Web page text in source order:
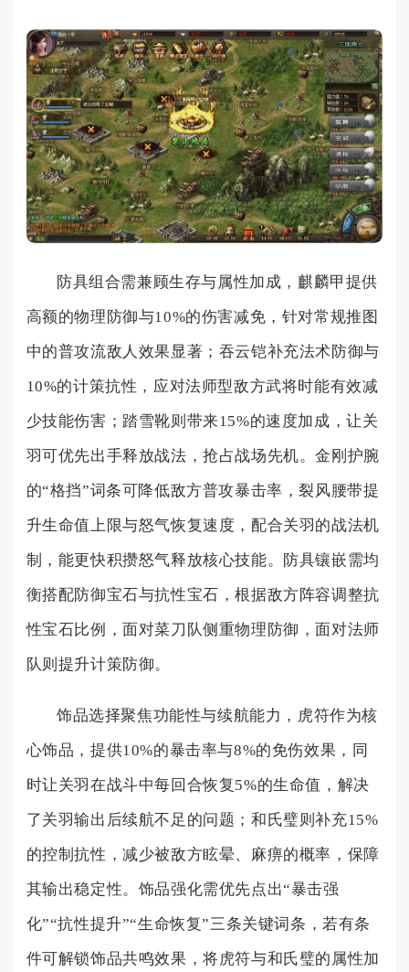
防具组合需兼顾生存与属性加成，麒麟甲提供
高额的物理防御与10%的伤害减免，针对常规推图
中的普攻流敌人效果显著；吞云铠补充法术防御与
10%的计策抗性，应对法师型敌方武将时能有效减
少技能伤害；踏雪靴则带来15%的速度加成，让关
羽可优先出手释放战法，抢占战场先机。金刚护腕
的“格挡”词条可降低敌方普攻暴击率，裂风腰带提
升生命值上限与怒气恢复速度，配合关羽的战法机
制，能更快积攒怒气释放核心技能。防具镶嵌需均
衡搭配防御宝石与抗性宝石，根据敌方阵容调整抗
性宝石比例，面对菜刀队侧重物理防御，面对法师
队则提升计策防御。
饰品选择聚焦功能性与续航能力，虎符作为核
心饰品，提供10%的暴击率与8%的免伤效果，同
时让关羽在战斗中每回合恢复5%的生命值，解决
了关羽输出后续航不足的问题；和氏璧则补充15%
的控制抗性，减少被敌方眩晕、麻痹的概率，保障
其输出稳定性。饰品强化需优先点出“暴击强
化”“抗性提升”“生命恢复”三条关键词条，若有条
件可解锁饰品共鸣效果，将虎符与和氏璧的属性加